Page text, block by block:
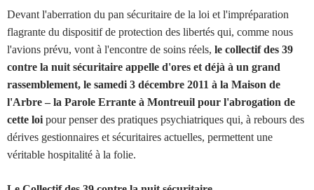
Devant l'aberration du pan sécuritaire de la loi et l'impréparation
flagrante du dispositif de protection des libertés qui, comme nous
l'avions prévu, vont à l'encontre de soins réels, le collectif des 39
contre la nuit sécuritaire appelle d'ores et déjà à un grand
rassemblement, le samedi 3 décembre 2011 à la Maison de
l'Arbre – la Parole Errante à Montreuil pour l'abrogation de
cette loi pour penser des pratiques psychiatriques qui, à rebours des
dérives gestionnaires et sécuritaires actuelles, permettent une
véritable hospitalité à la folie.